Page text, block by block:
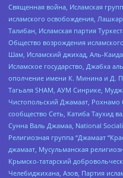
Священная война, Исламская
исламского освобождения,
Талибан, Исламская партия
Общество возрождения
Шам, Исламский джихад, Аль-
Исламское государство, Джабха
ополчение имени К. Минина и Д.
Тагьаля SHAM, АУМ Синрике,
Чистопольский Джамаат, Рохнамо
сообщество Сеть, Катиба Таухид
Сунна Валь Джамаа, National
Религиозная группа “Джамаат
джамаат, Мусульманская
Крымско-татарский
Челебиджихана, Азов, Партия